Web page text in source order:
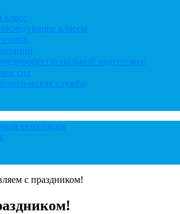
классы
подготовке
служба
аттестация
с праздником!